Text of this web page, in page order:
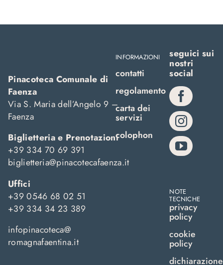
Pinacoteca Comunale di
Faenza
Via S. Maria dell’Angelo 9 –
Faenza
Biglietteria e Prenotazioni
+39 334 70 69 391
biglietteria@pinacotecafaenza.it
Uffici
+39 0546 68 02 51
+39 334 34 23 389
infopinacoteca@
romagnafaentina.it
INFORMAZIONI
contatti
regolamento
carta dei
servizi
colophon
seguici sui
nostri
social
NOTE
TECNICHE
privacy
policy
cookie
policy
dichiarazione